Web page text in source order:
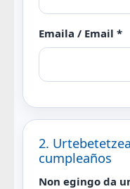
Emaila / Email *
2.
cumpleaños
Non egingo da